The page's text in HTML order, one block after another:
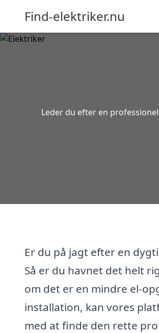
Find-elektriker.nu
Leder du efter en
Er du på jagt efter en
Så er du havnet det helt
om det er en mindre el-
installation, kan vores
med at finde den rette